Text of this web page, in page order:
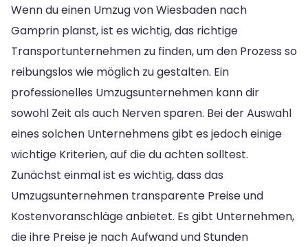
Wenn du einen Umzug von Wiesbaden nach
Gamprin planst, ist es wichtig, das richtige
Transportunternehmen zu finden, um den Prozess so
reibungslos wie möglich zu gestalten. Ein
professionelles Umzugsunternehmen kann dir
sowohl Zeit als auch Nerven sparen. Bei der Auswahl
eines solchen Unternehmens gibt es jedoch einige
wichtige Kriterien, auf die du achten solltest.
Zunächst einmal ist es wichtig, dass das
Umzugsunternehmen transparente Preise und
Kostenvoranschläge anbietet. Es gibt Unternehmen,
die ihre Preise je nach Aufwand und Stunden